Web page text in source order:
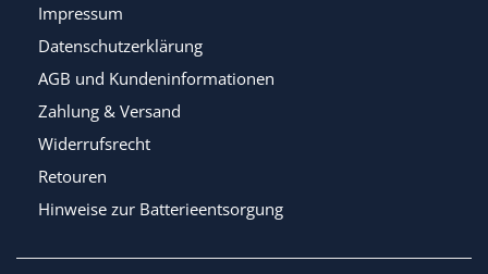
Impressum
Datenschutzerklärung
AGB und Kundeninformationen
Zahlung & Versand
Widerrufsrecht
Retouren
Hinweise zur Batterieentsorgung